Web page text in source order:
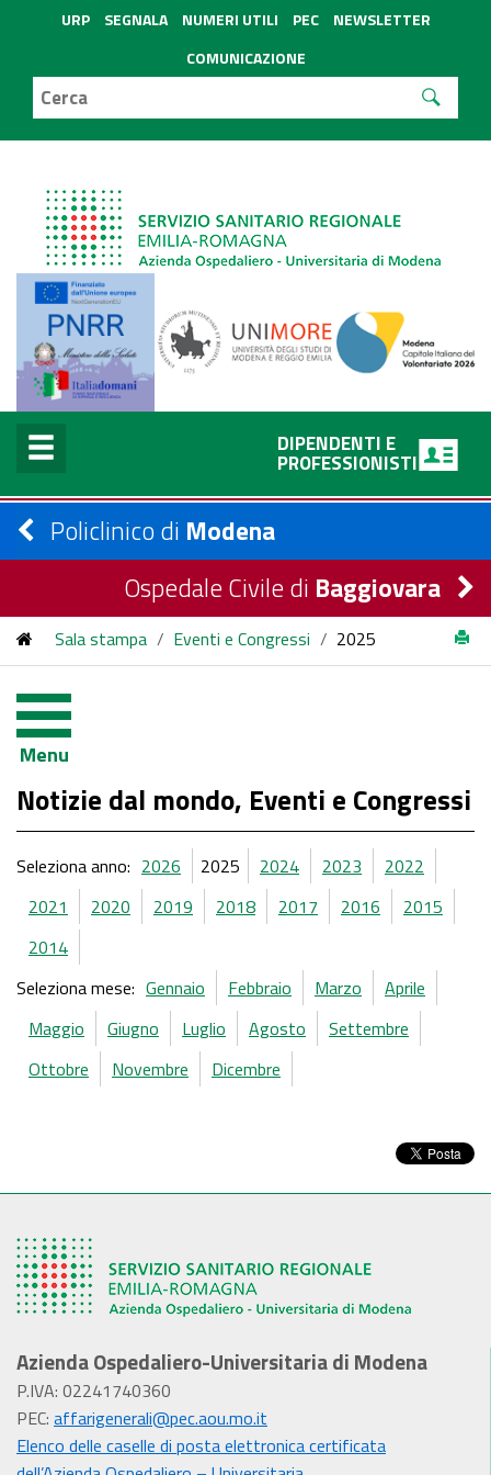
URP SEGNALA NUMERI UTILI PEC
NEWSLETTER
COMUNICAZIONE
DIPENDENTI E
PROFESSIONISTI
Policlinico di Modena
Ospedale Civile di Baggiovara
Sala stampa / Eventi e Congressi / 2025
Menu
Notizie dal mondo, Eventi e Congressi
Seleziona anno: 2026 2025 2024 2023
2022
2021
2020 2019 2018 2017 2016
2015
2014
Seleziona mese: Gennaio Febbraio Marzo
Aprile
Maggio
Giugno Luglio Agosto
Settembre
Ottobre
Novembre Dicembre
Azienda Ospedaliero-Universitaria di Modena
P.IVA: 02241740360
PEC: affarigenerali@pec.aou.mo.it
Elenco delle caselle di posta elettronica certificata